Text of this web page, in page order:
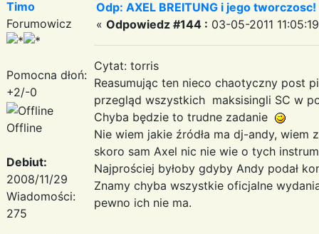
Timo
Forumowicz
Pomocna dłoń:
+2/-0
Offline
Debiut:
2008/11/29
Wiadomości:
275
Odp: AXEL BREITUNG i jego
« Odpowiedz #144 : 03-05-2011
Cytat: torris
Reasumując ten nieco chaotyczny post
przegląd wszystkich maksisingli SC w
Chyba będzie to trudne zadanie
Nie wiem jakie źródła ma dj-andy,
skoro sam Axel nic nie wie o tych
Najprościej byłoby gdyby Andy podał
Znamy chyba wszystkie oficjalne
pewno ich nie ma.